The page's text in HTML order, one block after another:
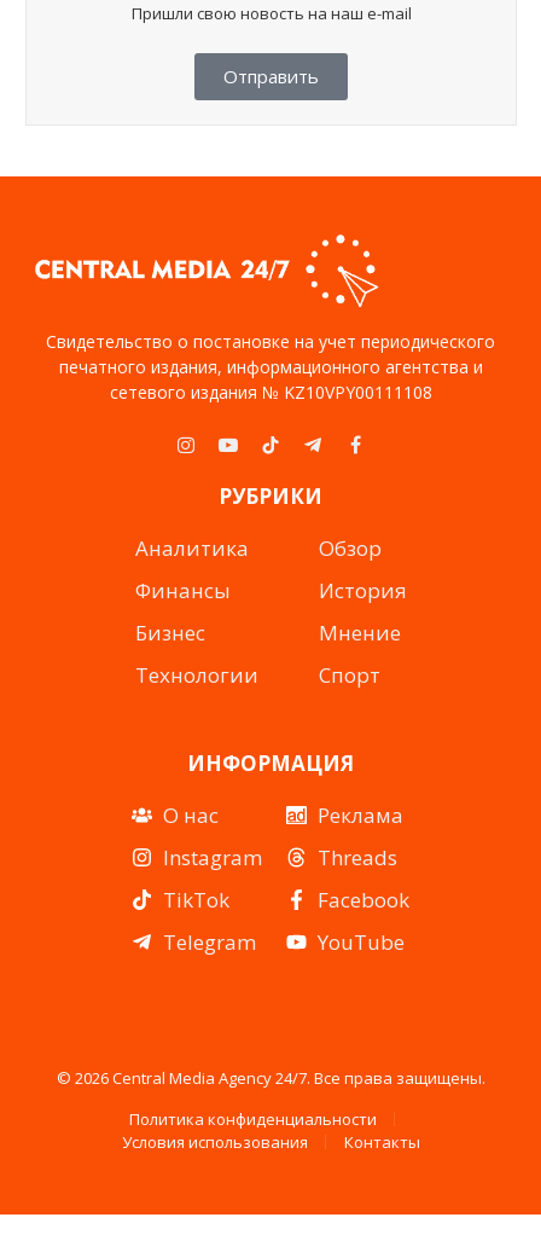
Пришли свою новость на наш e-mail
Отправить
Свидетельство о постановке на учет периодического
печатного издания, информационного агентства и
сетевого издания № KZ10VPY00111108
Instagram
YouTubeTikTokTelegramFacebook
РУБРИКИ
Аналитика
Финансы
Бизнес
Технологии
Обзор
История
Мнение
Спорт
ИНФОРМАЦИЯ
О нас
Instagram
TikTok
Telegram
Реклама
Threads
Facebook
YouTube
© 2026 Central Media Agency 24/7. Все права защищены.
Политика конфиденциальности
Условия использования
Контакты